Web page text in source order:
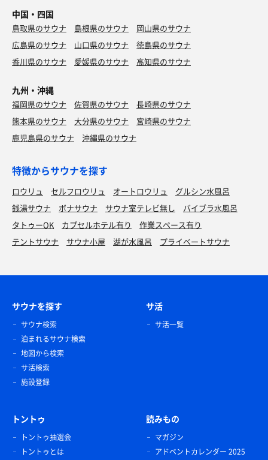
中国・四国
鳥取県のサウナ 島根県のサウナ
岡山県のサウナ
広島県のサウナ
山口県のサウナ
徳島県のサウナ
香川県のサウナ
愛媛県のサウナ 高知県のサウナ
九州・沖縄
福岡県のサウナ 佐賀県のサウナ
長崎県のサウナ
熊本県のサウナ
大分県のサウナ
宮崎県のサウナ
鹿児島県のサウナ
沖縄県のサウナ
特徴からサウナを探す
ロウリュ セルフロウリュ オートロウリュ
グルシン水風呂
銭湯サウナ
ボナサウナ サウナ室テレビ無し
バイブラ水風呂
タトゥーOK
カプセルホテル有り
作業スペース有り
テントサウナ
サウナ小屋 湖が水風呂 プライベートサウナ
サウナを探す
サウナ検索
泊まれるサウナ検索
地図から検索
サ活検索
施設登録
サ活
サ活一覧
トントゥ
トントゥ抽選会
トントゥとは
読みもの
マガジン
アドベントカレンダー 2025